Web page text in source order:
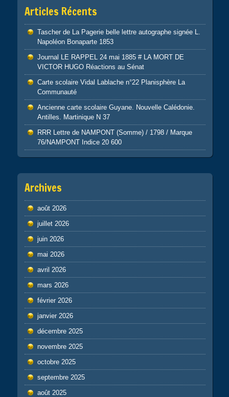
Articles Récents
Tascher de La Pagerie belle lettre autographe signée L.
Napoléon Bonaparte 1853
Journal LE RAPPEL 24 mai 1885 # LA MORT DE
VICTOR HUGO Réactions au Sénat
Carte scolaire Vidal Lablache n°22 Planisphère La
Communauté
Ancienne carte scolaire Guyane. Nouvelle Calédonie.
Antilles. Martinique N 37
RRR Lettre de NAMPONT (Somme) / 1798 / Marque
76/NAMPONT Indice 20 600
Archives
août 2026
juillet 2026
juin 2026
mai 2026
avril 2026
mars 2026
février 2026
janvier 2026
décembre 2025
novembre 2025
octobre 2025
septembre 2025
août 2025